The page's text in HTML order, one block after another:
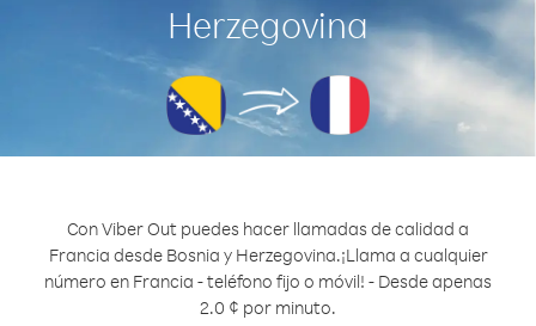
Herzegovina
Con Viber Out puedes hacer llamadas de calidad a
Francia desde Bosnia y Herzegovina.¡Llama a cualquier
número en Francia - teléfono fijo o móvil! - Desde apenas
2.0 ¢ por minuto.